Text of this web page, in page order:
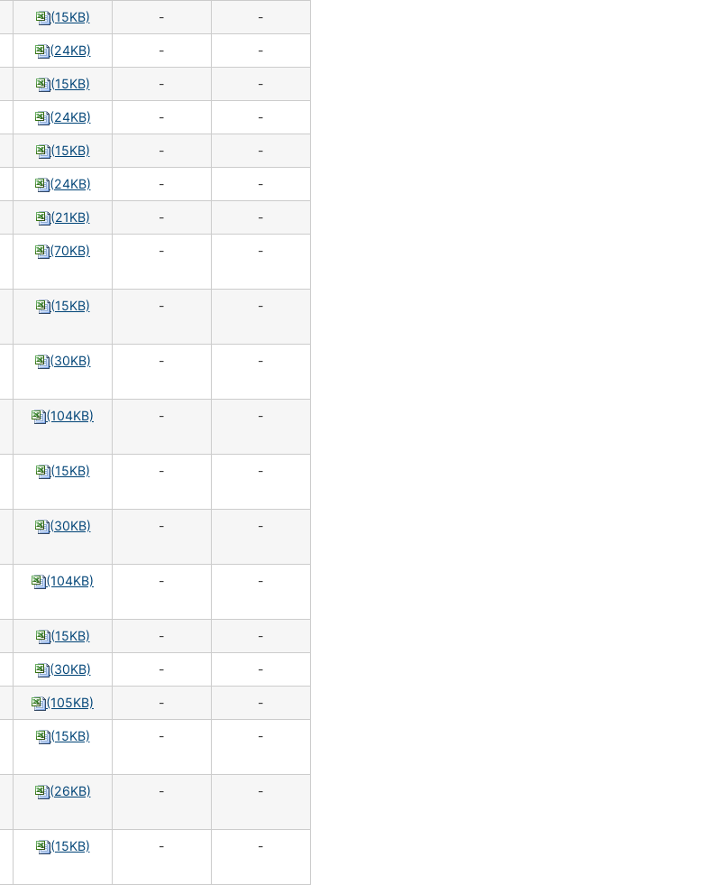
(15KB) - -
(24KB) - -
(15KB) - -
(24KB) - -
(15KB) - -
(24KB) - -
(21KB) - -
(70KB) - -
(15KB) - -
(30KB) - -
(104KB) - -
(15KB) - -
(30KB) - -
(104KB) - -
(15KB) - -
(30KB) - -
(105KB) - -
(15KB) - -
(26KB) - -
(15KB) - -